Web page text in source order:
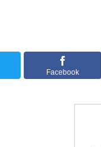
Facebook